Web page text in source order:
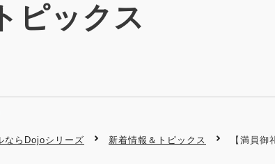
ピックス
ならDojoシリーズ 新着情報＆トピックス 【満員